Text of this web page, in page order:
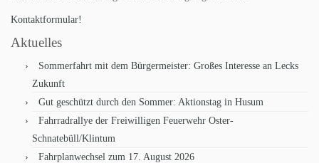
Kontaktformular!
Aktuelles
Sommerfahrt mit dem Bürgermeister: Großes Interesse an Lecks
Zukunft
Gut geschützt durch den Sommer: Aktionstag in Husum
Fahrradrallye der Freiwilligen Feuerwehr Oster-
Schnatebüll/Klintum
Fahrplanwechsel zum 17. August 2026